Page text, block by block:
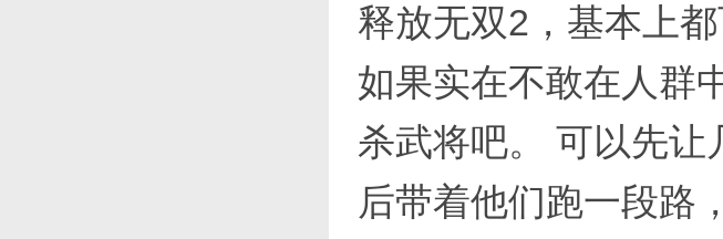
释放无双2，基本上都
如果实在不敢在人群
杀武将吧。 可以先让
后带着他们跑一段路